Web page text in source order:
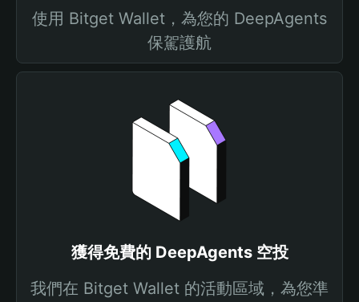
使用 Bitget Wallet，為您的 DeepAgents
保駕護航
獲得免費的 DeepAgents 空投
我們在 Bitget Wallet 的活動區域，為您準